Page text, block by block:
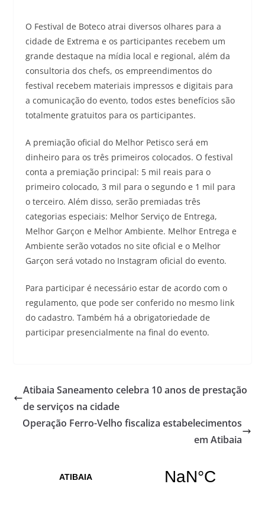
O Festival de Boteco atrai diversos olhares para a
cidade de Extrema e os participantes recebem um
grande destaque na mídia local e regional, além da
consultoria dos chefs, os empreendimentos do
festival recebem materiais impressos e digitais para
a comunicação do evento, todos estes benefícios são
totalmente gratuitos para os participantes.
A premiação oficial do Melhor Petisco será em
dinheiro para os três primeiros colocados. O festival
conta a premiação principal: 5 mil reais para o
primeiro colocado, 3 mil para o segundo e 1 mil para
o terceiro. Além disso, serão premiadas três
categorias especiais: Melhor Serviço de Entrega,
Melhor Garçon e Melhor Ambiente. Melhor Entrega e
Ambiente serão votados no site oficial e o Melhor
Garçon será votado no Instagram oficial do evento.
Para participar é necessário estar de acordo com o
regulamento, que pode ser conferido no mesmo link
do cadastro. Também há a obrigatoriedade de
participar presencialmente na final do evento.
Atibaia Saneamento celebra 10 anos de prestação
de serviços na cidade
Operação Ferro-Velho fiscaliza estabelecimentos
em Atibaia